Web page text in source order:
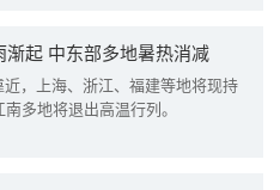
渐起 中东部多地暑热消减
，上海、浙江、福建等地将现持
多地将退出高温行列。